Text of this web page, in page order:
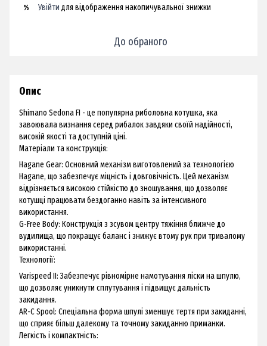
% Увійти для відображення накопичувальної знижки
До обраного
Опис
Shimano Sedona FI - це популярна риболовна котушка, яка
завоювала визнання серед рибалок завдяки своїй надійності,
високій якості та доступній ціні.
Матеріали та конструкція:
Hagane Gear: Основний механізм виготовлений за технологією
Hagane, що забезпечує міцність і довговічність. Цей механізм
відрізняється високою стійкістю до зношування, що дозволяє
котушці працювати бездоганно навіть за інтенсивного
використання.
G-Free Body: Конструкція з зсувом центру тяжіння ближче до
вудилища, що покращує баланс і знижує втому рук при тривалому
використанні.
Технології:
Varispeed II: Забезпечує рівномірне намотування ліски на шпулю,
що дозволяє уникнути сплутування і підвищує дальність
закидання.
AR-C Spool: Спеціальна форма шпулі зменшує тертя при закиданні,
що сприяє більш далекому та точному закиданню приманки.
Легкість і компактність: